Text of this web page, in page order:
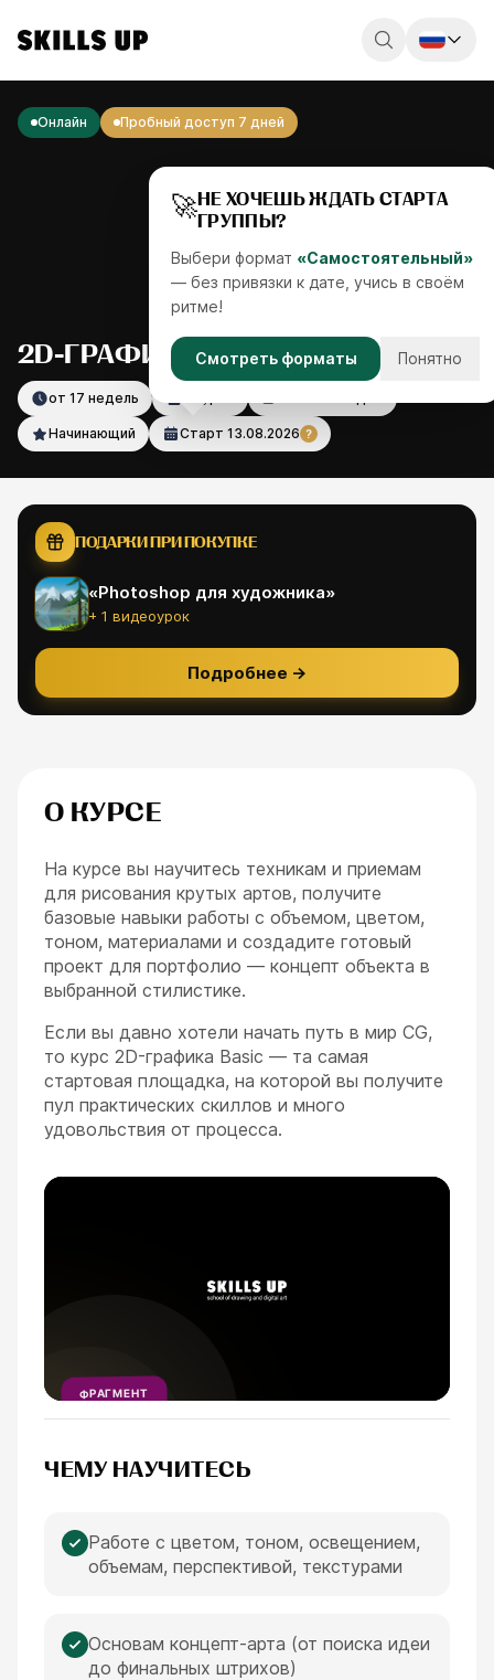
ESC
Онлайн Пробный доступ 7 дней
2D-ГРАФИКА. ОСНОВЫ
от 17 недель
Начинающий Старт 13.08.2026 ?
🚀НЕ ХОЧЕШЬ ЖДАТЬ СТАРТА
ГРУППЫ?
Выбери формат «Самостоятельный»
— без привязки к дате, учись в своём
ритме!
Смотреть форматы Понятно
ПОДАРКИ ПРИ ПОКУПКЕ
«Photoshop для художника»
+ 1 видеоурок
Подробнее →
О КУРСЕ
На курсе вы научитесь техникам и приемам
для рисования крутых артов, получите
базовые навыки работы с объемом, цветом,
тоном, материалами и создадите готовый
проект для портфолио — концепт объекта в
выбранной стилистике.
Если вы давно хотели начать путь в мир CG,
то курс 2D-графика Basic — та самая
стартовая площадка, на которой вы получите
пул практических скиллов и много
удовольствия от процесса.
ФРАГМЕНТ
ЧЕМУ НАУЧИТЕСЬ
Работе с цветом, тоном, освещением,
объемам, перспективой, текстурами
Основам концепт-арта (от поиска идеи
до финальных штрихов)